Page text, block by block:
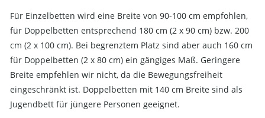
Für Einzelbetten wird eine Breite von 90-100 cm empfohlen,
für Doppelbetten entsprechend 180 cm (2 x 90 cm) bzw. 200
cm (2 x 100 cm). Bei begrenztem Platz sind aber auch 160 cm
für Doppelbetten (2 x 80 cm) ein gängiges Maß. Geringere
Breite empfehlen wir nicht, da die Bewegungsfreiheit
eingeschränkt ist. Doppelbetten mit 140 cm Breite sind als
Jugendbett für jüngere Personen geeignet.